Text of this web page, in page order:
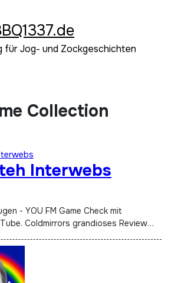
für Jog- und Zockgeschichten
Collection
Interwebs
Coldmirrors grandioses Review…